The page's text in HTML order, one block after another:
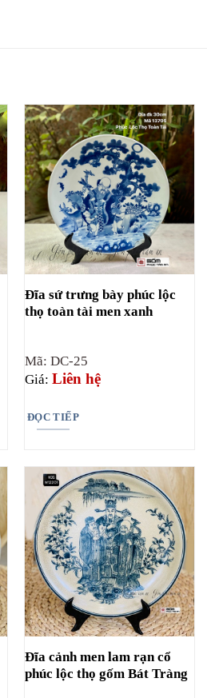
Đĩa sứ trưng bày phúc lộc
thọ toàn tài men xanh
Mã: DC-25
Giá: Liên hệ
ĐỌC TIẾP
Đĩa cảnh men lam rạn cổ
phúc lộc thọ gốm Bát Tràng